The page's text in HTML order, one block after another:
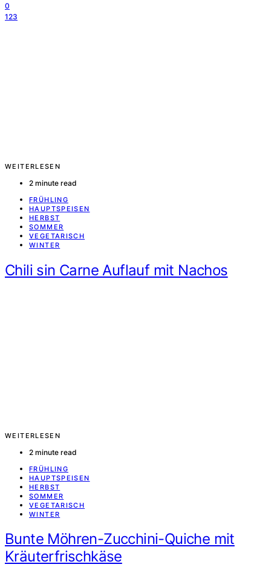
0
123
WEITERLESEN
2 minute read
FRÜHLING
HAUPTSPEISEN
HERBST
SOMMER
VEGETARISCH
WINTER
Chili sin Carne Auflauf mit Nachos
WEITERLESEN
2 minute read
FRÜHLING
HAUPTSPEISEN
HERBST
SOMMER
VEGETARISCH
WINTER
Bunte Möhren-Zucchini-Quiche mit
Kräuterfrischkäse